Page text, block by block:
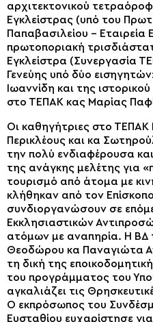
αρχιτεκτονικού
Εγκλείστρας (υπό του
Παπαβασιλείου – Εταιρεία
πρωτοποριακή
Εγκλείστρα (Συνεργασία
Γενεύης υπό δύο
Ιωαννίδη και της
στο ΤΕΠΑΚ κας Μαρίας
Οι καθηγήτριες στο
Περικλέους και κα
την πολύ ενδιαφέρουσα
της ανάγκης μελέτης για
τουρισμό από άτομα με
κλήθηκαν από τον
συνδιοργανώσουν σε
Εκκλησιαστικών
ατόμων με αναπηρία. Η ΒΔ
Θεοδώρου κα Παναγιώτα
τη δική της
του προγράμματος του
αγκαλιάζει τις
Ο εκπρόσωπος του
Ευσταθίου ευχαρίστησε